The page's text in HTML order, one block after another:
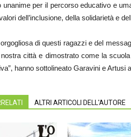
unanime per il percorso educativo e
dell’inclusione, della solidarietà e
di questi ragazzi e del
città e dimostrato come la
hanno sottolineato Garavini e Artusi
ALTRI ARTICOLI DELL'AUTORE